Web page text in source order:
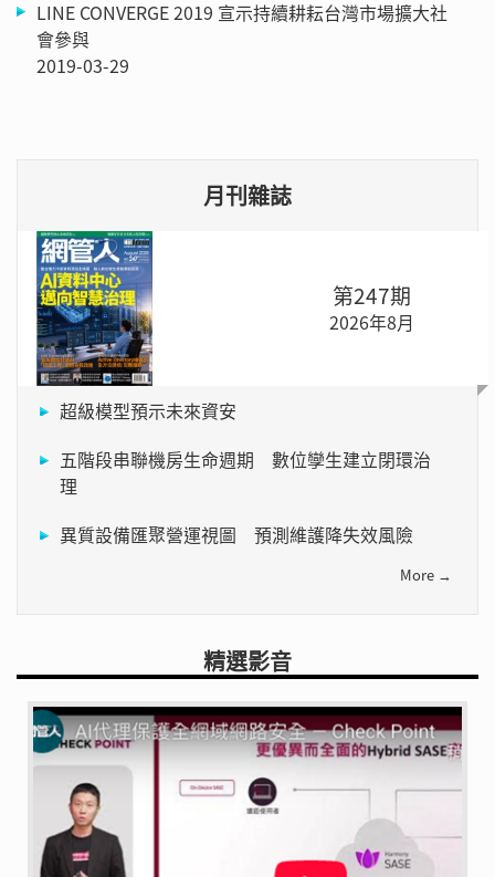
LINE CONVERGE 2019 宣示持續耕耘台灣市場擴大社
會參與
2019-03-29
月刊雜誌
第247期
2026年8月
超級模型預示未來資安
五階段串聯機房生命週期 數位孿生建立閉環治
理
異質設備匯聚營運視圖 預測維護降失效風險
More →
精選影音